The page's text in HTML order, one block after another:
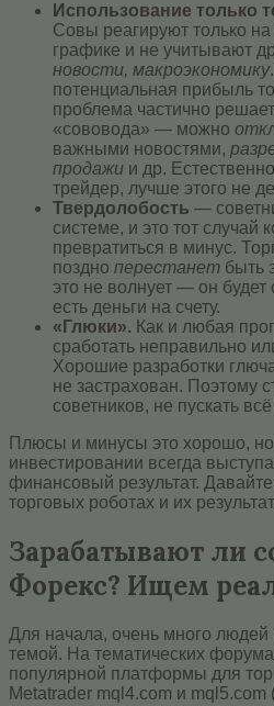
Использование только
Совы реагируют только на
графике и не учитывают
новости, макроэкономику
потенциальная прибыль
проблема частично
«сововода» — можно
важными новостями,
продажи и др.
трейдер, лучше этого не
Твердолобость —
системе, и это тот случай
превратиться в минус.
поздно перестанет быть
это не волнует — он будет
есть деньги на счету.
«Глюки». Как и любая
сработать неправильно
Хорошие разработки
не застрахован. Поэтому
советников, не пускать
Плюсы и минусы это хорошо, но
инвестировании всегда
финансовый результат.
торговых роботах и их
Зарабатывают ли
Форекс? Ищем
Для начала, очень много людей
темой. На тематических
популярной платформы для
Metatrader mql4.com и